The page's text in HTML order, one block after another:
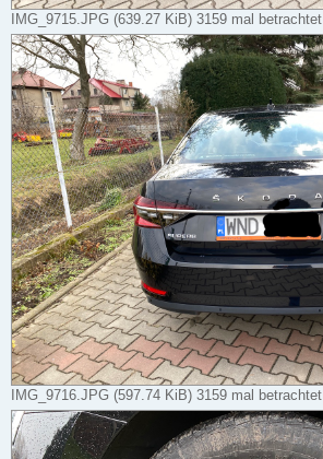
IMG_9715.JPG (639.27 KiB) 3159 mal betrachtet
IMG_9716.JPG (597.74 KiB) 3159 mal betrachtet